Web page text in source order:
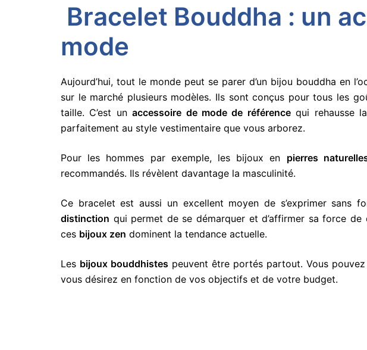
Bracelet Bouddha : un
mode
Aujourd’hui, tout le monde peut se parer d’un bijou bouddha en
sur le marché plusieurs modèles. Ils sont conçus pour tous les
taille. C’est unaccessoire de mode de référencequi rehausse
parfaitement au style vestimentaire que vous arborez.
Pour les hommes par exemple, les bijoux en pierres
recommandés. Ils révèlent davantage la masculinité.
Ce bracelet est aussi un excellent moyen de s’exprimer sans
distinction qui permet de se démarquer et d’affirmer sa force de
ces bijoux zen dominent la tendance actuelle.
Les bijoux bouddhistes peuvent être portés partout. Vous
vous désirez en fonction de vos objectifs et de votre budget.